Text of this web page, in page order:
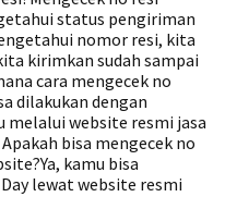
status pengiriman
nomor resi, kita
kirimkan sudah sampai
cara mengecek no
dilakukan dengan
melalui website resmi jasa
bisa mengecek no
kamu bisa
lewat website resmi